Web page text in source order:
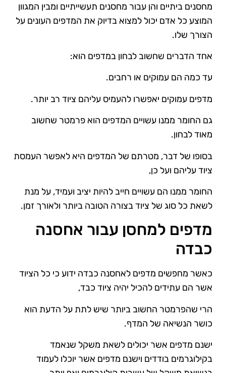
מחסנים ביתיים והן עבור מחסנים תעשייתיים ומבין המגוון
המוצע כל אדם יכול למצוא בדיוק את המדפים העונים על
הצורך שלו.
אחד הדברים שחשוב לבחון במדפים הוא:
עד כמה הם עמוקים או רחבים.
מדפים עמוקים יאפשרו להעמיס עליהם ציוד רב יותר.
גם החומר ממנו עשויים המדפים הוא פרמטר שחשוב
מאוד לבחון.
בסופו של דבר, מטרתם של המדפים היא לאפשר העמסת
ציוד עליהם ועל כן,
החומר ממנו הם עשויים חייב להיות יציב ועמיד, על מנת
לשאת כל סוג של ציוד בצורה הטובה ביותר ולאורך זמן.
מדפים למחסן עבור אחסנה
כבדה
כאשר מחפשים מדפים לאחסנה כבדה ידוע כי כל הציוד
אשר הם עתידים להכיל יהיה ציוד כבד,
הרי שהפרמטר החשוב ביותר שיש לתת על הדעת הוא
כושר הנשיאה של המדף.
ישנם מדפים אשר יכולים לשאת משקל שנאמד
בקילוגרמים בודדים וישנם מדפים אשר יוכלו לעמוד